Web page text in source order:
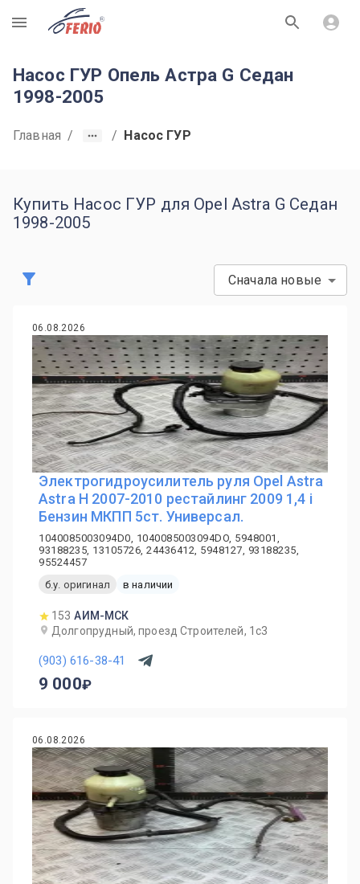
R
Насос ГУР Опель Астра G Седан
1998-2005
Главная / / Насос ГУР
Купить Насос ГУР для Opel Astra G Седан
1998-2005
Сначала новые
06.08.2026
Электрогидроусилитель руля Opel Astra
Astra H 2007-2010 рестайлинг 2009 1,4 i
Бензин МКПП 5ст. Универсал.
1040085003094D0, 1040085003094DO, 5948001,
93188235, 13105726, 24436412, 5948127, 93188235,
95524457
б.у. оригинал
в наличии
153 АИМ-МСК
Долгопрудный, проезд Строителей, 1с3
(903) 616-38-41
9 000
06.08.2026